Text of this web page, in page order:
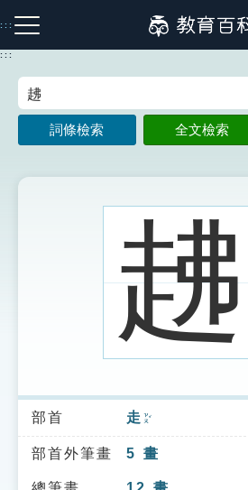
到
主
:::
注音索引圖示 筆畫索引圖示
索引選單
知識索引
:::
詞條檢索 全文檢索
䞞
部首 走 ㄗㄡˇ
部首外筆畫 5 畫